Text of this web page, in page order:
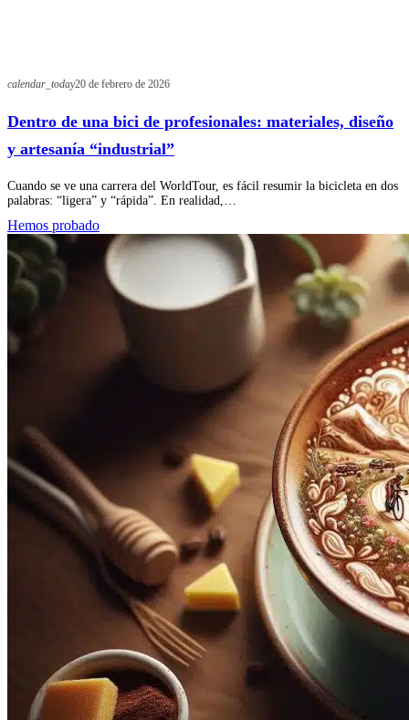
calendar_today20 de febrero de 2026
Dentro de una bici de profesionales: materiales, diseño
y artesanía “industrial”
Cuando se ve una carrera del WorldTour, es fácil resumir la bicicleta en dos
palabras: “ligera” y “rápida”. En realidad,…
Hemos probado